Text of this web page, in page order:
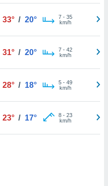
33° / 20° 7- 35
km/h
31° / 20° 7- 42
km/h
28° / 18° 5- 49
km/h
23° / 17° 8- 23
km/h